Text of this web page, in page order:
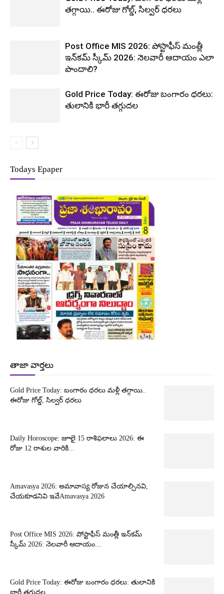
తగ్గాయి.. ఈరోజు గోల్డ్, సిల్వర్ ధరలు
Post Office MIS 2026: పోస్టాఫీస్ మంత్లీ
ఇన్‌కమ్ స్కీమ్ 2026: నెలవారీ ఆదాయం ఎలా
పొందాలి?
Gold Price Today: ఈరోజు బంగారం ధరలు:
తులానికి భారీ తగ్గుదల
Todays Epaper
తాజా వార్తలు
Gold Price Today: బంగారం ధరలు మళ్లీ తగ్గాయి..
ఈరోజు గోల్డ్, సిల్వర్ ధరలు
Daily Horoscope: జూలై 15 రాశిఫలాలు 2026: ఈ
రోజు 12 రాశుల వారికి...
Amavasya 2026: అమావాస్య రోజున చేయాల్సినవి,
చేయకూడనివి ఇవేAmavasya 2026
Post Office MIS 2026: పోస్టాఫీస్ మంత్లీ ఇన్‌కమ్
స్కీమ్ 2026: నెలవారీ ఆదాయం...
Gold Price Today: ఈరోజు బంగారం ధరలు: తులానికి
భారీ తగ్గుదల